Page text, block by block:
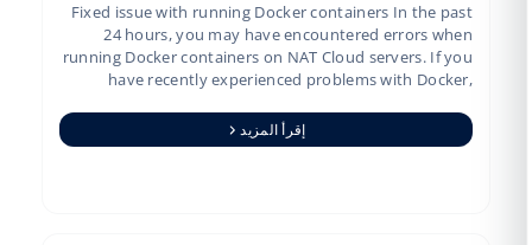
Fixed issue with running Docker containers In the past
24 hours, you may have encountered errors when
running Docker containers on NAT Cloud servers. If you
have recently experienced problems with Docker,
إقرأ المزيد